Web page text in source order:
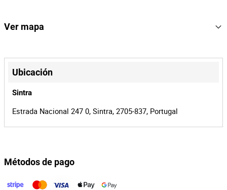
Referencia
Id de la
subasta
41539
Id del lote
Ver mapa
+
−
Ubicación
Sintra
Estrada Nacional 247 0, Sintra, 2705-837, Portugal
Métodos de pago